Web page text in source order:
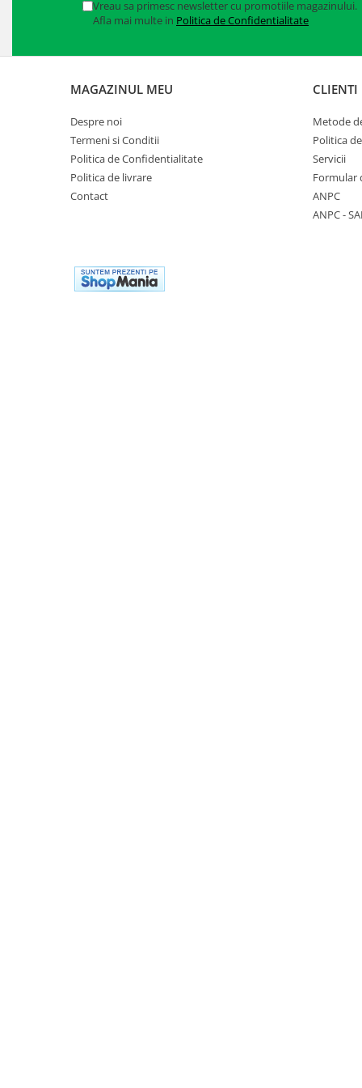
Pantofi fara protectie
Protectie chimica
Manusi fibre speciale
Vreau sa primesc newsletter cu promotiile magazinului.
Afla mai multe in Politica de Confidentialitate
MAGAZINUL MEU
Despre noi
Termeni si Conditii
Politica de Confidentialitate
Politica de livrare
Contact
CLIENTI
Metode
Politica
Servicii
Formular
ANPC
ANPC -